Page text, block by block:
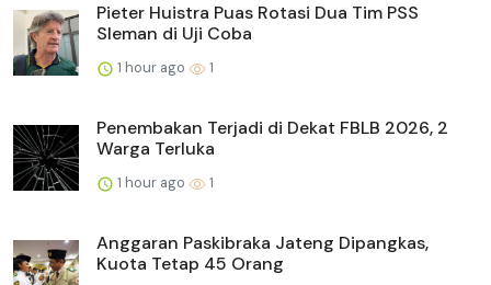
Pieter Huistra Puas Rotasi Dua Tim PSS
Sleman di Uji Coba
1 hour ago 1
Penembakan Terjadi di Dekat FBLB 2026, 2
Warga Terluka
1 hour ago 1
Anggaran Paskibraka Jateng Dipangkas,
Kuota Tetap 45 Orang